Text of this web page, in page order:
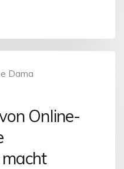
Dama
Online-